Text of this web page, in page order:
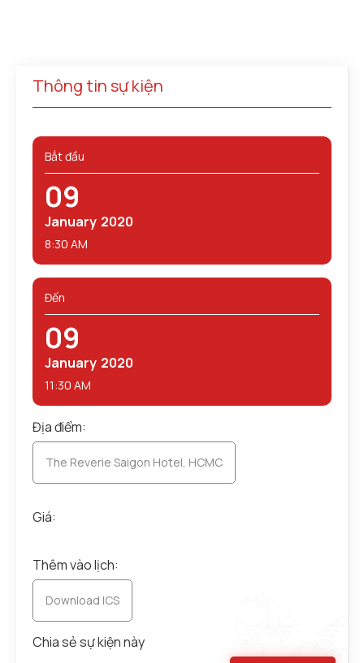
Thông tin sự kiện
Bắt đầu
09
January 2020
8:30 AM
Đến
09
January 2020
11:30 AM
Địa điểm:
The Reverie Saigon Hotel, HCMC
Giá:
Thêm vào lịch:
Download ICS
Chia sẻ sự kiện này